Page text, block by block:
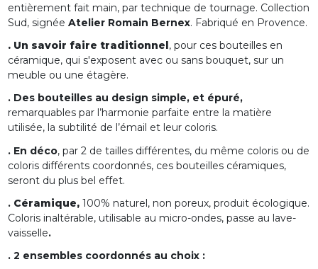
entièrement fait main, par technique de tournage. Collection
Sud, signée Atelier Romain Bernex. Fabriqué en Provence.
. Un savoir faire traditionnel, pour ces bouteilles en
céramique, qui s'exposent avec ou sans bouquet, sur un
meuble ou une étagère.
. Des bouteilles au design simple, et épuré,
remarquables par l’harmonie parfaite entre la matière
utilisée, la subtilité de l’émail et leur coloris.
. En déco, par 2 de tailles différentes, du même coloris ou de
coloris différents coordonnés, ces bouteilles céramiques,
seront du plus bel effet.
. Céramique, 100% naturel, non poreux, produit écologique.
Coloris inaltérable, utilisable au micro-ondes, passe au lave-
vaisselle.
. 2 ensembles coordonnés au choix :